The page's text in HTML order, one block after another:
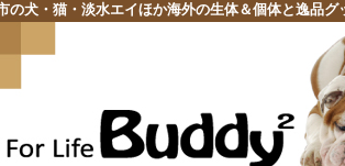
の犬・猫・淡水エイほか海外の生体＆個体と逸品グ